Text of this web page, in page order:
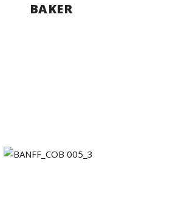
BAKER